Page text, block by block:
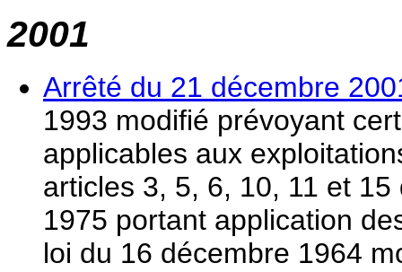
2001
Arrêté du 21 décembre
1993 modifié prévoyant
applicables aux
articles 3, 5, 6, 10, 11 et
1975 portant application
loi du 16 décembre 1964